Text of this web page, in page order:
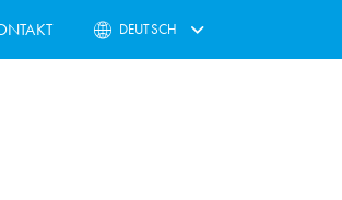
DEUTSCH